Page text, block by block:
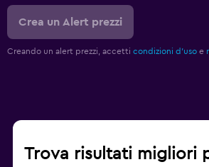
Crea un Alert prezzi
Creando un alert prezzi, accetti condizioni d'uso e
Trova risultati migliori